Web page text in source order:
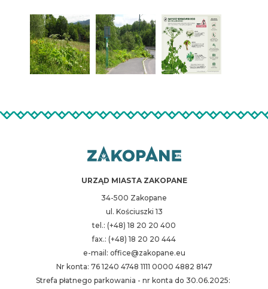
URZĄD MIASTA ZAKOPANE
34-500 Zakopane
ul. Kościuszki 13
tel.: (+48) 18 20 20 400
fax.: (+48) 18 20 20 444
e-mail: office@zakopane.eu
Nr konta: 76 1240 4748 1111 0000 4882 8147
Strefa płatnego parkowania - nr konta do 30.06.2025: